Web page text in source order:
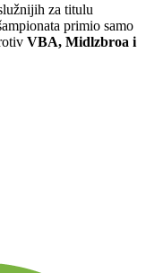
za titulu
primio samo
VBA, Midlzbroa i